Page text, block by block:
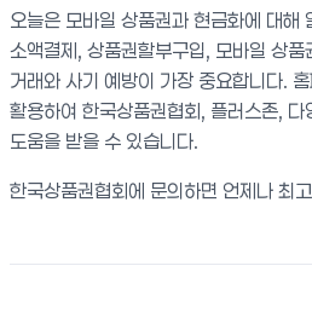
오늘은 모바일 상품권과 현금화에 대해
소액결제, 상품권할부구입, 모바일 상
거래와 사기 예방이 가장 중요합니다.
활용하여 한국상품권협회, 플러스존,
도움을 받을 수 있습니다.
한국상품권협회에 문의하면 언제나 최